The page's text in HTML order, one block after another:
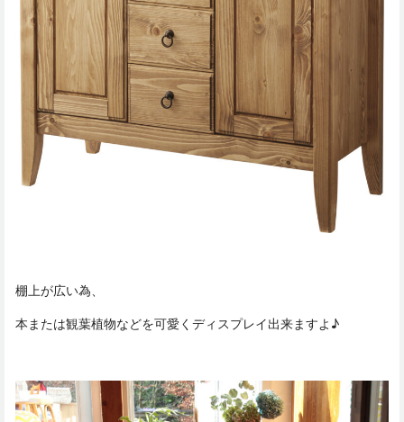
棚上が広い為、
本または観葉植物などを可愛くディスプレイ出来ますよ♪